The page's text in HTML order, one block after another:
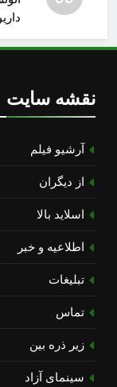
نقشه سایت
آرشیو فیلم
از دیگران
اسلاید بالا
اطلاعیه و خبر
تبلیغات
تماس
زیر ذره بین
سینمای آزاد